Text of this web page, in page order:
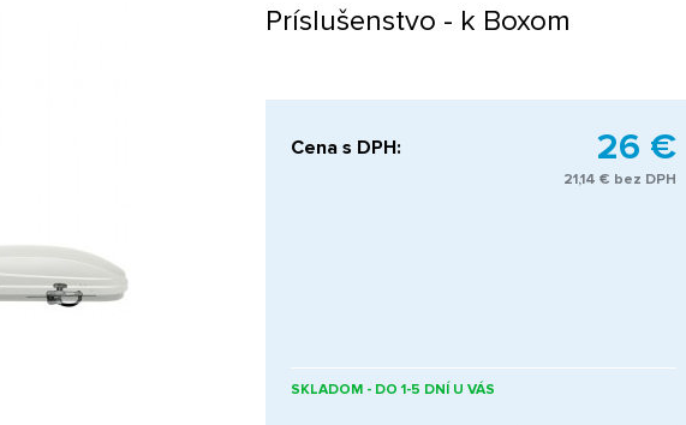
Príslušenstvo - k Boxom
Cena s DPH: 26 €
21,14 € bez DPH
SKLADOM - DO 1-5 DNÍ U VÁS